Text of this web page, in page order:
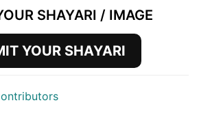
SHAYARI / IMAGE
YOUR SHAYARI